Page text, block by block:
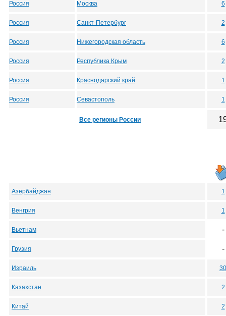
Россия Москва 6
Россия Санкт-Петербург 2
Россия Нижегородская область 6
Россия Республика Крым 2
Россия Краснодарский край 1
Россия Севастополь 1
Все регионы России
Азербайджан 1
Венгрия 1
Вьетнам -
Грузия -
Израиль 30
Казахстан 2
Китай 2